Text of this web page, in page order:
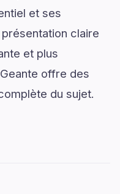
et ses
claire
et plus
offre des
du sujet.